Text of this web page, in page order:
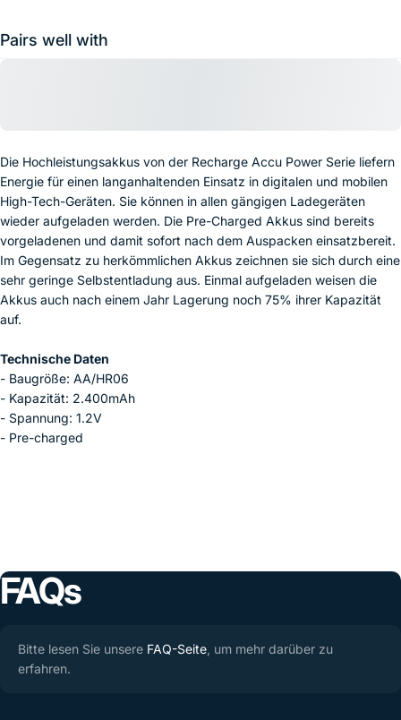
Pairs well with
Die Hochleistungsakkus von der Recharge Accu Power Serie liefern
Energie für einen langanhaltenden Einsatz in digitalen und mobilen
High-Tech-Geräten. Sie können in allen gängigen Ladegeräten
wieder aufgeladen werden. Die Pre-Charged Akkus sind bereits
vorgeladenen und damit sofort nach dem Auspacken einsatzbereit.
Im Gegensatz zu herkömmlichen Akkus zeichnen sie sich durch eine
sehr geringe Selbstentladung aus. Einmal aufgeladen weisen die
Akkus auch nach einem Jahr Lagerung noch 75% ihrer Kapazität
auf.
Technische Daten
- Baugröße: AA/HR06
- Kapazität: 2.400mAh
- Spannung: 1.2V
- Pre-charged
FAQs
Bitte lesen Sie unsere FAQ-Seite , um mehr darüber zu
erfahren.